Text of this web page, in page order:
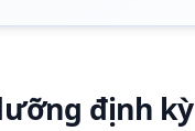
định kỳ